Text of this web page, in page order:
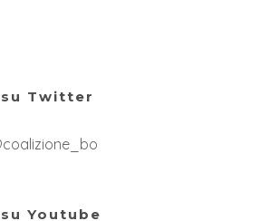
Twitter
Youtube